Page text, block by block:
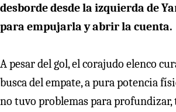
desborde desde la izquierda de
para empujarla y abrir la cuenta.
A pesar del gol, el corajudo elenco
busca del empate, a pura potencia
no tuvo problemas para